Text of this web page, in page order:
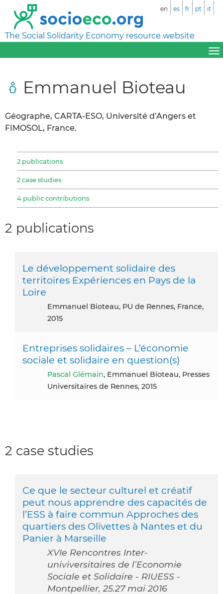
The Social Solidarity Economy resource website
en es fr pt it
Emmanuel Bioteau
Géographe, CARTA-ESO, Université d’Angers et
FIMOSOL, France.
2 publications
2 case studies
4 public contributions
2 publications
Le développement solidaire des
territoires Expériences en Pays de la
Loire
Emmanuel Bioteau, PU de Rennes, France,
2015
Entreprises solidaires – L’économie
sociale et solidaire en question(s)
Pascal Glémain, Emmanuel Bioteau, Presses
Universitaires de Rennes, 2015
2 case studies
Ce que le secteur culturel et créatif
peut nous apprendre des capacités de
l’ESS à faire commun Approches des
quartiers des Olivettes à Nantes et du
Panier à Marseille
XVIe Rencontres Inter-
univiversitaires de l’Economie
Sociale et Solidaire - RIUESS -
Montpellier, 25.27 mai 2016